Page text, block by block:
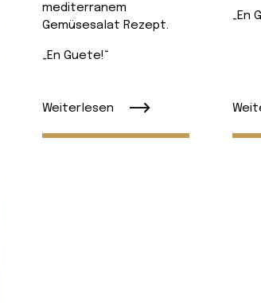
mediterranem
Gemüsesalat Rezept.
„En Guete!“
Weiterlesen
„En